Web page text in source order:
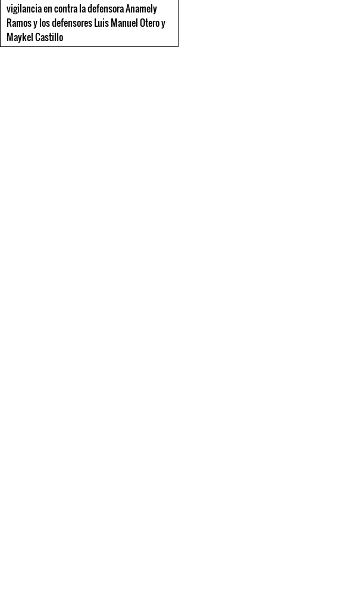
vigilancia en contra la defensora Anamely
Ramos y los defensores Luis Manuel Otero y
Maykel Castillo